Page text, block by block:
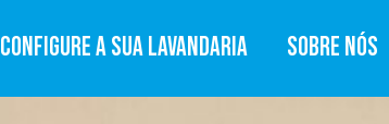
CONFIGURE A SUA LAVANDARIA SOBRE NÓS